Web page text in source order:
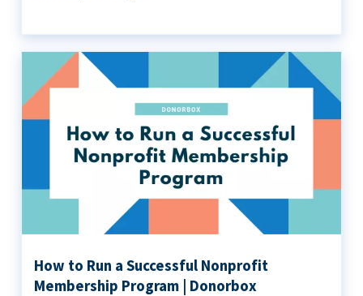
How to Run a Successful Nonprofit
Membership Program | Donorbox